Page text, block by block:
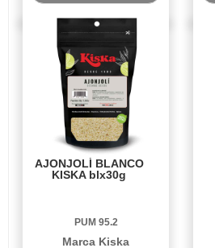
AJONJOLÍ BLANCO
KISKA blx30g
PUM 95.2
Marca Kiska